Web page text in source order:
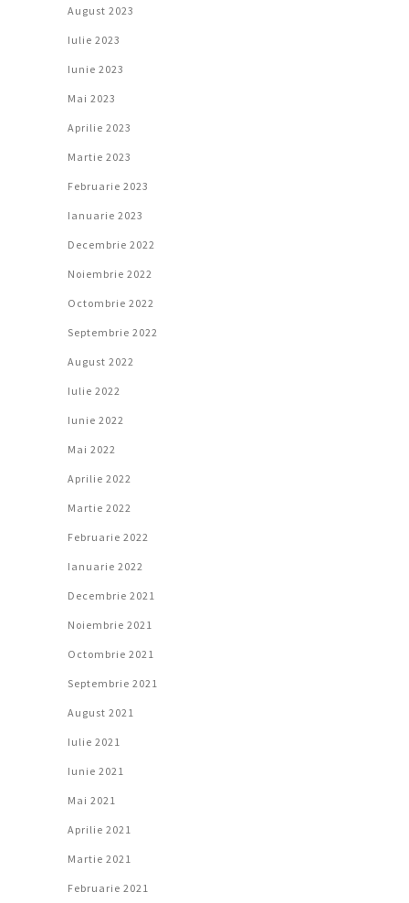
August 2023
Iulie 2023
Iunie 2023
Mai 2023
Aprilie 2023
Martie 2023
Februarie 2023
Ianuarie 2023
Decembrie 2022
Noiembrie 2022
Octombrie 2022
Septembrie 2022
August 2022
Iulie 2022
Iunie 2022
Mai 2022
Aprilie 2022
Martie 2022
Februarie 2022
Ianuarie 2022
Decembrie 2021
Noiembrie 2021
Octombrie 2021
Septembrie 2021
August 2021
Iulie 2021
Iunie 2021
Mai 2021
Aprilie 2021
Martie 2021
Februarie 2021